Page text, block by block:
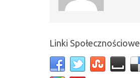
Linki Społecznościowe